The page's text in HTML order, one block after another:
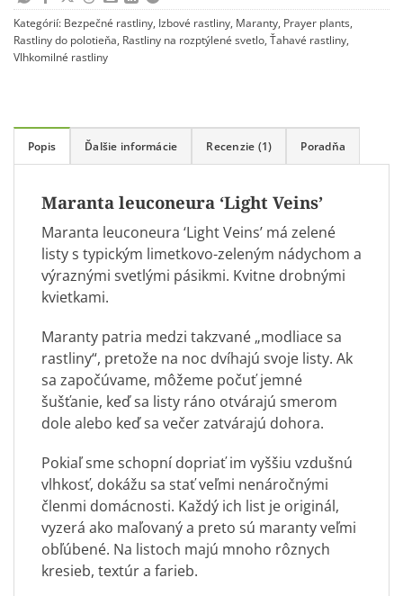
for
this
product
Kategórií: Bezpečné rastliny, Izbové rastliny, Maranty, Prayer plants,
Rastliny do polotieňa, Rastliny na rozptýlené svetlo, Ťahavé rastliny,
Vlhkomilné rastliny
Popis Ďalšie informácie Recenzie (1) Poradňa
Maranta leuconeura ‘Light Veins’
Maranta leuconeura ‘Light Veins’ má zelené
listy s typickým limetkovo-zeleným nádychom a
výraznými svetlými pásikmi. Kvitne drobnými
kvietkami.
Maranty patria medzi takzvané „modliace sa
rastliny“, pretože na noc dvíhajú svoje listy. Ak
sa započúvame, môžeme počuť jemné
šušťanie, keď sa listy ráno otvárajú smerom
dole alebo keď sa večer zatvárajú dohora.
Pokiaľ sme schopní dopriať im vyššiu vzdušnú
vlhkosť, dokážu sa stať veľmi nenáročnými
členmi domácnosti. Každý ich list je originál,
vyzerá ako maľovaný a preto sú maranty veľmi
obľúbené. Na listoch majú mnoho rôznych
kresieb, textúr a farieb.